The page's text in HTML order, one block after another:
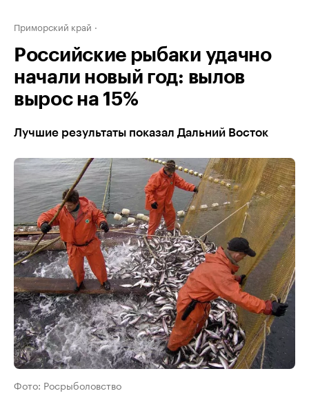
Приморский край
Российские рыбаки удачно
начали новый год: вылов
вырос на 15%
Лучшие результаты показал Дальний Восток
Фото: Росрыболовство